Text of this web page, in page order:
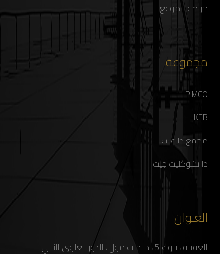
خريطة الموقع
مجموعة
PIMCO
KEB
مجمع ذا غيت
ذا تشوكليت جيت
العنوان
العقيلة ، بلوك 5 ، ذا جيت مول ، الدور العلوي الثاني